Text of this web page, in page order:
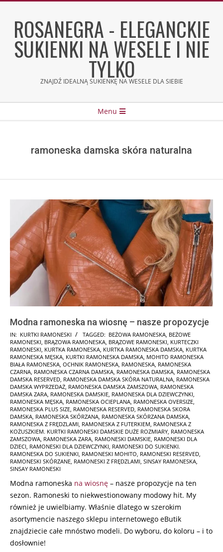
contentROSANEGRA - ELEGANCKIE
SUKIENKI NA WESELE I NIE
TYLKO
ZNAJDŹ IDEALNĄ SUKIENKĘ NA WESELE DLA SIEBIE
Menu
ramoneska damska skóra naturalna
Modna ramoneska na wiosnę – nasze propozycje
2025-
01-
30
IN: KURTKI RAMONESKI TAGGED: BEŻOWA RAMONESKA BEŻOWE
RAMONESKI BRĄZOWA RAMONESKA BRĄZOWE RAMONESKI KURTECZKI
RAMONESKI KURTKA RAMONESKA KURTKA RAMONESKA DAMSKA KURTKA
RAMONESKA MĘSKA KURTKI RAMONESKA DAMSKA MOHITO RAMONESKA
BIAŁA RAMONESKA OCHNIK RAMONESKA RAMONESKA RAMONESKA
CZARNA RAMONESKA CZARNA DAMSKA RAMONESKA DAMSKA RAMONESKA
DAMSKA RESERVED RAMONESKA DAMSKA SKÓRA NATURALNA RAMONESKA
DAMSKA WYPRZEDAŻ RAMONESKA DAMSKA ZAMSZOWA RAMONESKA
DAMSKA ZARA RAMONESKA DAMSKIE RAMONESKA DLA DZIEWCZYNKI
RAMONESKA MĘSKA RAMONESKA OCIEPLANA RAMONESKA OVERSIZE
RAMONESKA PLUS SIZE RAMONESKA RESERVED RAMONESKA SKORA
DAMSKA RAMONESKA SKÓRZANA RAMONESKA SKÓRZANA DAMSKA
RAMONESKA Z FRĘDZLAMI RAMONESKA Z FUTERKIEM RAMONESKA Z
KOŻUSZKIEM. KURTKI RAMONESKI DAMSKIE DUŻE ROZMIARY RAMONESKA
ZAMSZOWA RAMONESKA ZARA RAMONESKI DAMSKIE RAMONESKI DLA
DZIECI RAMONESKI DLA DZIEWCZYNKI RAMONESKI DO SUKIENKI.
RAMONESKA DO SUKIENKI RAMONESKI MOHITO RAMONESKI RESERVED
RAMONESKI SKÓRZANE RAMONESKI Z FRĘDZLAMI SINSAY RAMONESKA
SINSAY RAMONESKI
Modna ramoneska na wiosnę – nasze propozycje na ten
sezon. Ramoneski to niekwestionowany modowy hit. My
również je uwielbiamy. Właśnie dlatego w szerokim
asortymencie naszego sklepu internetowego eButik
znajdziecie całe mnóstwo modeli. Do wyboru, do koloru – i to
dosłownie!